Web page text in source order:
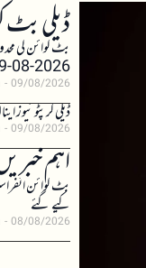
ڈیلی بٹ
2026-08-09
09/08/2026
ڈیلی کرپٹو نیوز
09/08/2026
اہم
بٹ کوائن
کیے گئے
08/08/2026